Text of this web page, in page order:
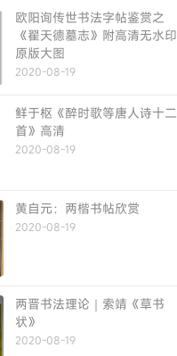
欧阳询传世书法字帖鉴赏之
《翟天德墓志》附高清无水印
原版大图
2020-08-19
鲜于枢《醉时歌等唐人诗十二
首》高清
2020-08-19
黄自元：两楷书帖欣赏
2020-08-19
两晋书法理论｜索靖《草书
状》
2020-08-19